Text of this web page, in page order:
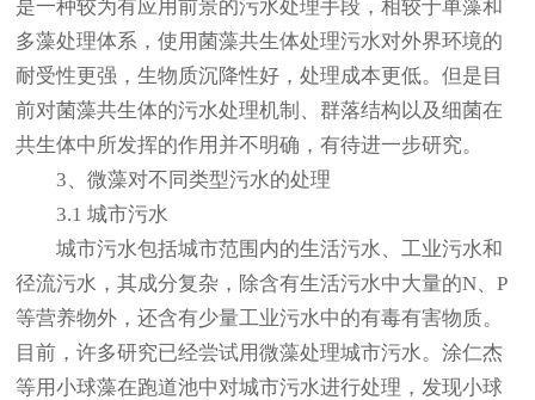
是一种较为有应用前景的污水处理手段，相较于单藻和
多藻处理体系，使用菌藻共生体处理污水对外界环境的
耐受性更强，生物质沉降性好，处理成本更低。但是目
前对菌藻共生体的污水处理机制、群落结构以及细菌在
共生体中所发挥的作用并不明确，有待进一步研究。
3、微藻对不同类型污水的处理
3.1 城市污水
城市污水包括城市范围内的生活污水、工业污水和
径流污水，其成分复杂，除含有生活污水中大量的N、P
等营养物外，还含有少量工业污水中的有毒有害物质。
目前，许多研究已经尝试用微藻处理城市污水。涂仁杰
等用小球藻在跑道池中对城市污水进行处理，发现小球